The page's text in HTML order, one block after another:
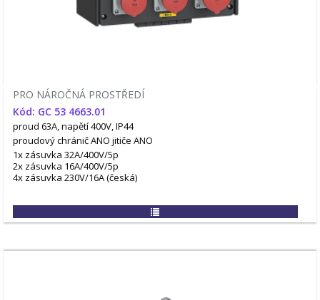
PRO NÁROČNÁ PROSTŘEDÍ
Kód: GC 53 4663.01
proud 63A, napětí 400V, IP44
proudový chránič ANO jitiče ANO
1x zásuvka 32A/400V/5p
2x zásuvka 16A/400V/5p
4x zásuvka 230V/16A (česká)